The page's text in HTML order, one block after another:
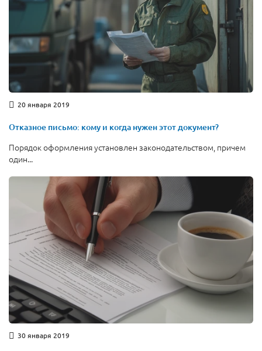
20 января 2019
Отказное письмо: кому и когда нужен этот документ?
Порядок оформления установлен законодательством, причем
один...
30 января 2019